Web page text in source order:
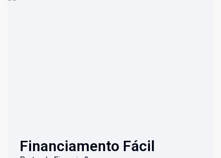
Financiamento Fácil